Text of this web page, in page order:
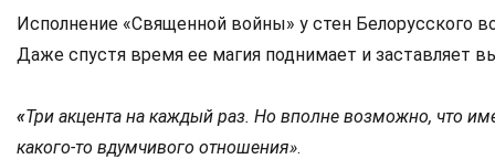
Исполнение «Священной войны» у стен Белорусского
Даже спустя время ее магия поднимает и заставляет
«Три акцента на каждый раз. Но вполне возможно, что
какого-то вдумчивого отношения».